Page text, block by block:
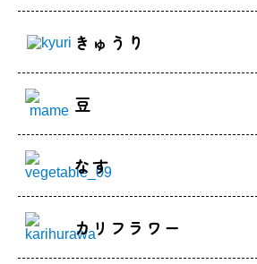
きゅうり
豆
なす
カリフラワー